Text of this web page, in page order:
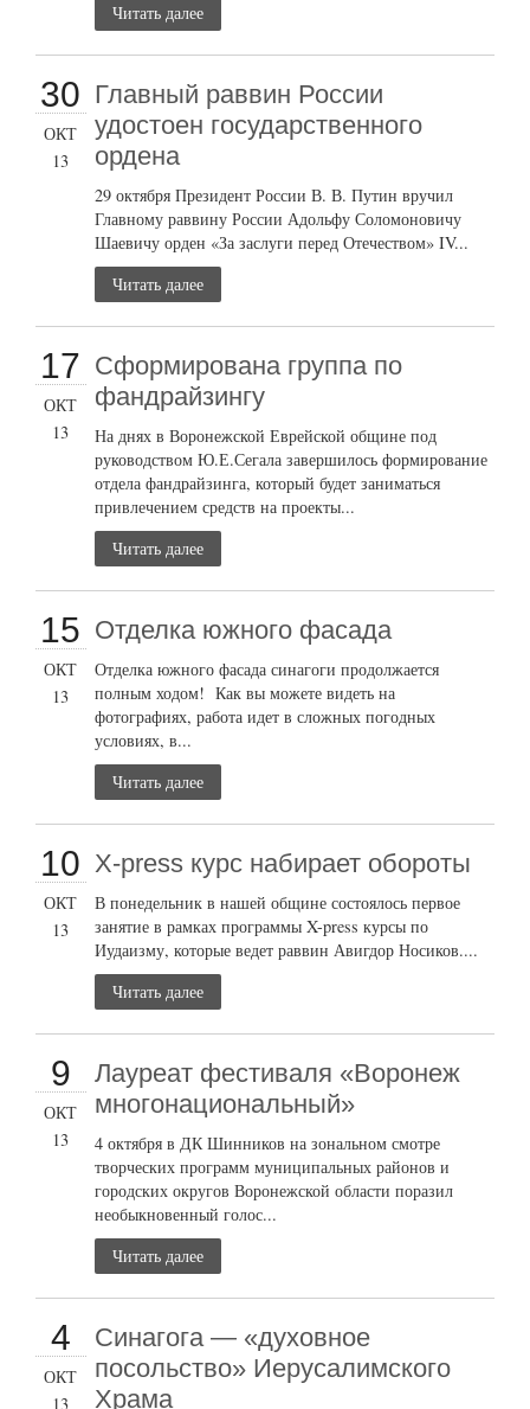
Читать далее
30
ОКТ
13
Главный раввин России
удостоен государственного
ордена
29 октября Президент России В. В. Путин вручил
Главному раввину России Адольфу Соломоновичу
Шаевичу орден «За заслуги перед Отечеством» IV...
Читать далее
17
ОКТ
13
Сформирована группа по
фандрайзингу
На днях в Воронежской Еврейской общине под
руководством Ю.Е.Сегала завершилось формирование
отдела фандрайзинга, который будет заниматься
привлечением средств на проекты...
Читать далее
15
ОКТ
13
Отделка южного фасада
Отделка южного фасада синагоги продолжается
полным ходом! Как вы можете видеть на
фотографиях, работа идет в сложных погодных
условиях, в...
Читать далее
10
ОКТ
13
X-press курс набирает обороты
В понедельник в нашей общине состоялось первое
занятие в рамках программы X-press курсы по
Иудаизму, которые ведет раввин Авигдор Носиков....
Читать далее
9
ОКТ
13
Лауреат фестиваля «Воронеж
многонациональный»
4 октября в ДК Шинников на зональном смотре
творческих программ муниципальных районов и
городских округов Воронежской области поразил
необыкновенный голос...
Читать далее
4
ОКТ
13
Синагога — «духовное
посольство» Иерусалимского
Храма